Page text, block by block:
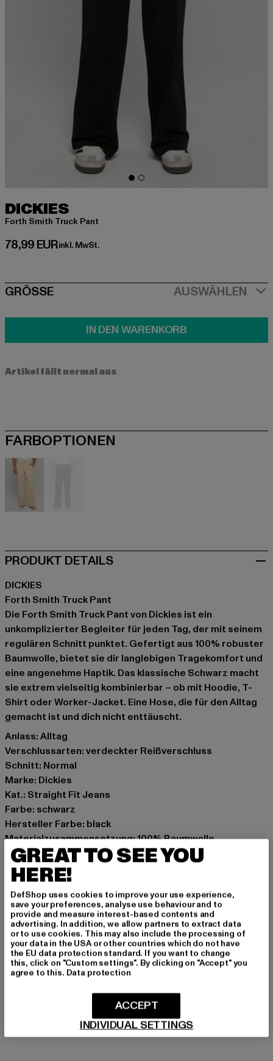
DICKIES
Forth Smith Truck Pant
78,99 EUR
Derzeitiger Preis: 78,99 EUR
inkl. MwSt.
SIZE
GRÖSSE AUSWÄHLEN
IN DEN WARENKORB
Artikel fällt normal aus
FARBOPTIONEN
PRODUKT DETAILS
DICKIES
Forth Smith Truck Pant
Die Forth Smith Truck Pant von Dickies ist ein
unkomplizierter Begleiter für jeden Tag, der mit seinem
regulären Schnitt punktet. Gefertigt aus 100% robuster
Baumwolle, bietet sie dir langlebigen Tragekomfort und
eine angenehme Haptik. Das klassische Schwarz macht
sie extrem vielseitig kombinierbar – ob mit Hoodie, T-
Shirt oder Worker-Jacket. Eine Hose, die für den Alltag
gemacht ist und dich nicht enttäuscht.
Anlass: Alltag
Verschlussarten: verdeckter Reißverschluss
Schnitt: Normal
Marke: Dickies
Kat.: Straight Fit Jeans
Farbe: schwarz
Hersteller Farbe: black
Materialzusammensetzung: 100% Baumwolle
Art.Nr: DK0A87PI-00007
Hersteller: VF International SAGL |
dickieslife_shop_de@vfc.com
Via Laveggio 5 | 6855 Stabio | CH
GRÖSSE & PASSFORM
PFLEGEHINWEISE
LIEFERUNG & RÜCKGABE
GREAT TO SEE YOU
HERE!
DefShop uses cookies to improve your use experience,
save your preferences, analyse use behaviour and to
provide and measure interest-based contents and
advertising. In addition, we allow partners to extract data
or to use cookies. This may also include the processing of
your data in the USA or other countries which do not have
the EU data protection standard. If you want to change
this, click on "Custom settings". By clicking on "Accept" you
agree to this. Data protection
INDIVIDUAL SETTINGS
ACCEPT